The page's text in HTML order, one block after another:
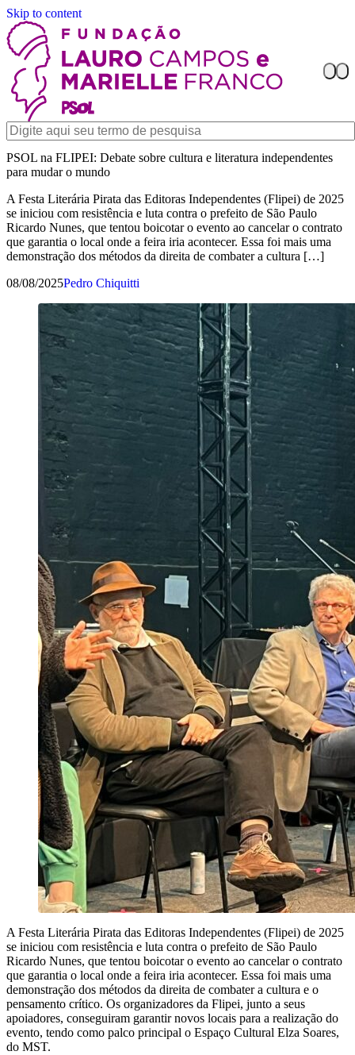
Skip to content
PSOL na FLIPEI: Debate sobre cultura e literatura independentes
para mudar o mundo
A Festa Literária Pirata das Editoras Independentes (Flipei) de 2025
se iniciou com resistência e luta contra o prefeito de São Paulo
Ricardo Nunes, que tentou boicotar o evento ao cancelar o contrato
que garantia o local onde a feira iria acontecer. Essa foi mais uma
demonstração dos métodos da direita de combater a cultura […]
08/08/2025Pedro Chiquitti
A Festa Literária Pirata das Editoras Independentes (Flipei) de 2025
se iniciou com resistência e luta contra o prefeito de São Paulo
Ricardo Nunes, que tentou boicotar o evento ao cancelar o contrato
que garantia o local onde a feira iria acontecer. Essa foi mais uma
demonstração dos métodos da direita de combater a cultura e o
pensamento crítico. Os organizadores da Flipei, junto a seus
apoiadores, conseguiram garantir novos locais para a realização do
evento, tendo como palco principal o Espaço Cultural Elza Soares,
do MST.